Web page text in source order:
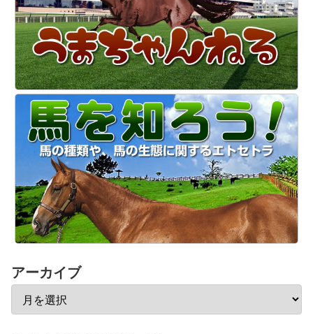
アーカイブ